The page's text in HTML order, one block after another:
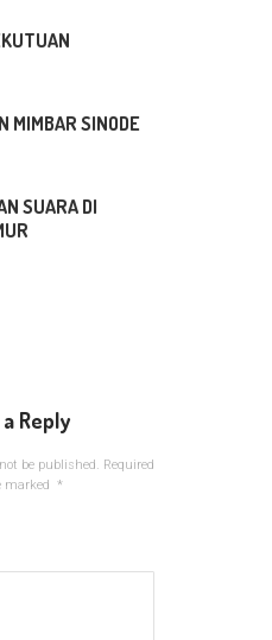
MIMBAR SINODE
SUARA DI
Reply
be published. Required
marked *